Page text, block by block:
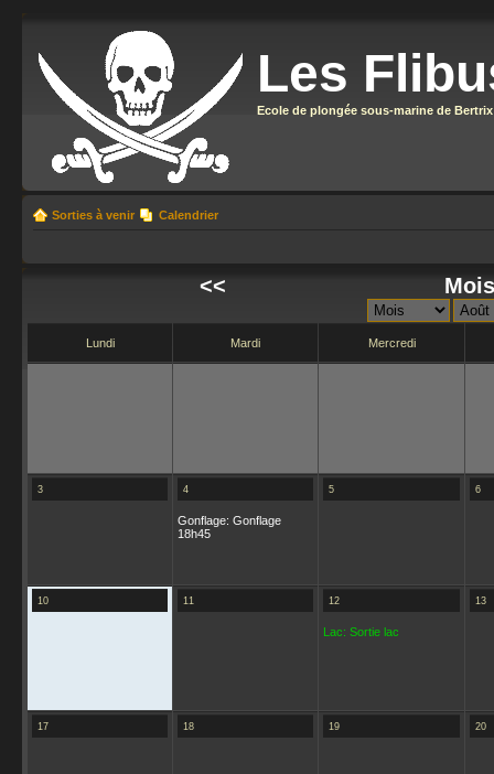
Les
Ecole de plongée sous-marine de Bertrix
Sorties à venir Calendrier
<<
Lundi Mardi Mercredi
3 4
Gonflage: Gonflage
18h45
5 6
10 11 12
Lac: Sortie lac
13
17 18 19 20